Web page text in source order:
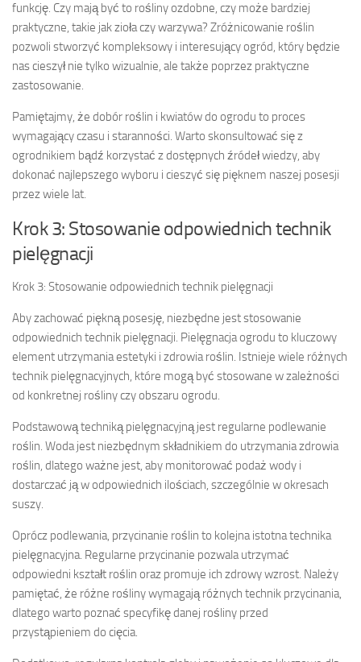
funkcję. Czy mają być to rośliny ozdobne, czy może bardziej
praktyczne, takie jak zioła czy warzywa? Zróżnicowanie roślin
pozwoli stworzyć kompleksowy i interesujący ogród, który będzie
nas cieszył nie tylko wizualnie, ale także poprzez praktyczne
zastosowanie.
Pamiętajmy, że dobór roślin i kwiatów do ogrodu to proces
wymagający czasu i staranności. Warto skonsultować się z
ogrodnikiem bądź korzystać z dostępnych źródeł wiedzy, aby
dokonać najlepszego wyboru i cieszyć się pięknem naszej posesji
przez wiele lat.
Krok 3: Stosowanie odpowiednich technik
pielęgnacji
Krok 3: Stosowanie odpowiednich technik pielęgnacji
Aby zachować piękną posesję, niezbędne jest stosowanie
odpowiednich technik pielęgnacji. Pielęgnacja ogrodu to kluczowy
element utrzymania estetyki i zdrowia roślin. Istnieje wiele różnych
technik pielęgnacyjnych, które mogą być stosowane w zależności
od konkretnej rośliny czy obszaru ogrodu.
Podstawową techniką pielęgnacyjną jest regularne podlewanie
roślin. Woda jest niezbędnym składnikiem do utrzymania zdrowia
roślin, dlatego ważne jest, aby monitorować podaż wody i
dostarczać ją w odpowiednich ilościach, szczególnie w okresach
suszy.
Oprócz podlewania, przycinanie roślin to kolejna istotna technika
pielęgnacyjna. Regularne przycinanie pozwala utrzymać
odpowiedni kształt roślin oraz promuje ich zdrowy wzrost. Należy
pamiętać, że różne rośliny wymagają różnych technik przycinania,
dlatego warto poznać specyfikę danej rośliny przed
przystąpieniem do cięcia.